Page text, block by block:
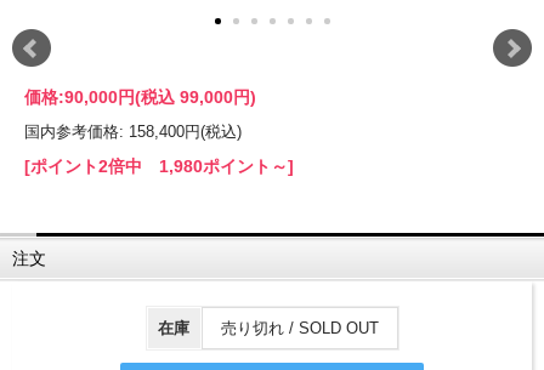
価格:90,000円(税込 99,000円)
国内参考価格: 158,400円(税込)
[ポイント2倍中 1,980ポイント～]
注文
在庫 売り切れ / SOLD OUT